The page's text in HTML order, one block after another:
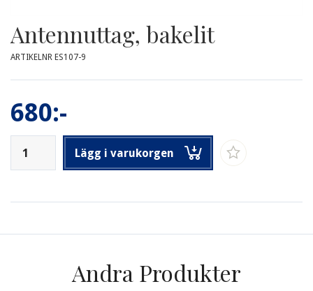
Antennuttag, bakelit
ARTIKELNR ES107-9
680:-
Lägg i varukorgen
Andra Produkter